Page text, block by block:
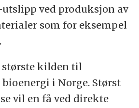
utslipp ved produksjon av
som for eksempel
største kilden til
i Norge. Størst
vil en få ved direkte